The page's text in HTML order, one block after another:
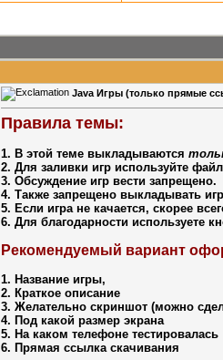
Java Игры (только прямые
Правила темы:
1. В этой теме выкладываются
2. Для заливки игр используйте
3. Обсуждение игр вести запрещено.
4. Также запрещено выкладывать
5. Если игра не качается, скорее
6. Для благодарности используете
Рекомендуемый вариант
1. Название игры,
2. Краткое описание
3. Желательно скриншот (можно
4. Под какой размер экрана
5. На каком телефоне тестировалась
6. Прямая ссылка скачивания